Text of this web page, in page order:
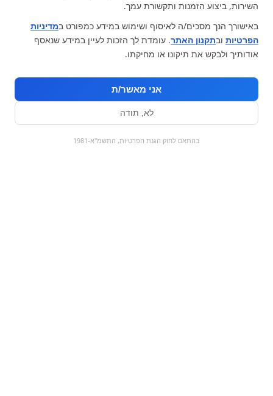
כל המוצרים
0
הקניות שלי מבצעים
השירות, ביצוע הזמנות ותקשורת עמך.
באישורך הנך מסכים/ה לאיסוף ושימוש במידע כמפורט במדיניות
הפרטיות ובתקנון האתר. עומדת לך הזכות לעיין במידע שנאסף
אודותיך ולבקש את תיקונו או מחיקתו.
אני מאשר/ת
לא, תודה
בהתאם לחוק הגנת הפרטיות, התשמ"א-1981